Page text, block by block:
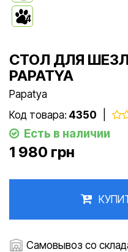
4
СТОЛ ДЛЯ
PAPATYA
Papatya
Код товара: 4350
Есть в наличии
1 980 грн
Самовывоз со